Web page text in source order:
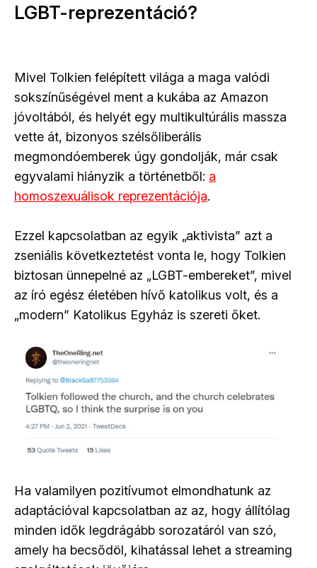
LGBT-reprezentáció?
Mivel Tolkien felépített világa a maga valódi
sokszínűségével ment a kukába az Amazon
jóvoltából, és helyét egy multikultúrális massza
vette át, bizonyos szélsőliberális
megmondóemberek úgy gondolják, már csak
egyvalami hiányzik a történetből: a
homoszexuálisok reprezentációja.
Ezzel kapcsolatban az egyik „aktivista” azt a
zseniális következtetést vonta le, hogy Tolkien
biztosan ünnepelné az „LGBT-embereket”, mivel
az író egész életében hívő katolikus volt, és a
„modern” Katolikus Egyház is szereti őket.
Ha valamilyen pozitívumot elmondhatunk az
adaptációval kapcsolatban az az, hogy állítólag
minden idők legdrágább sorozatáról van szó,
amely ha becsődöl, kihatással lehet a streaming